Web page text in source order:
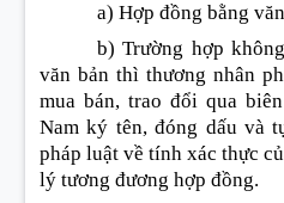
a) Hợp đồng bằng
b) Trường hợp
văn bản thì thương nhân
mua bán, trao đổi qua
Nam ký tên, đóng dấu và
pháp luật về tính xác thực
lý tương đương hợp đồng.